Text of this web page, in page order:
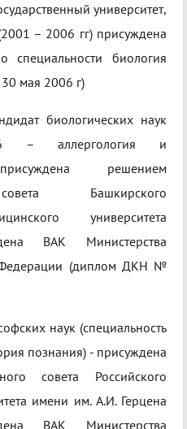
университет,
– 2006 гг) присуждена
специальности биология
мая 2006 г)
наук
– аллергология и
решением
Башкирского
университета
ВАК Министерства
Федерации (диплом ДКН №
наук (специальность
познания) - присуждена
совета Российского
имени им. А.И. Герцена
ВАК Министерства